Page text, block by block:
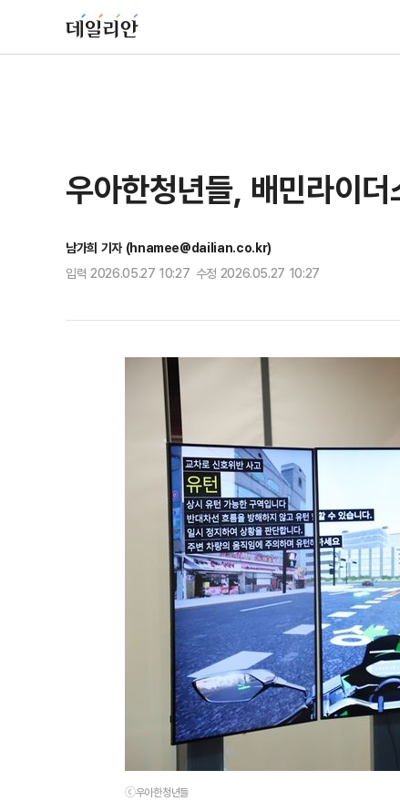
우아한청년들, 배민라이
남가희 기자 (hnamee@dailian.co.kr)
입력 2026.05.27 10:27 수정 2026.05.27 10:27
ⓒ우아한청년들